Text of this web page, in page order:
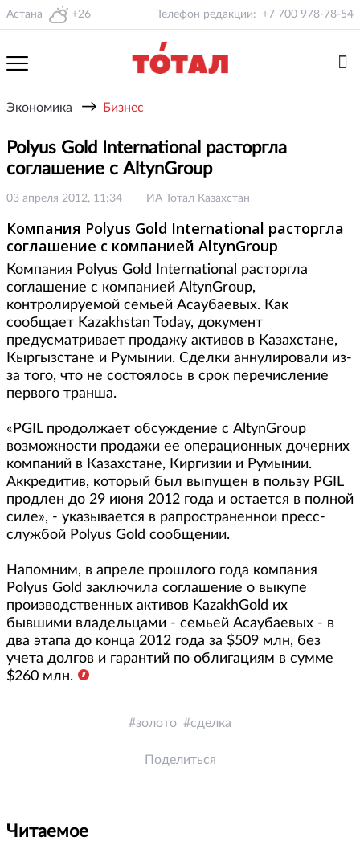
Астана +26 Телефон редакции: +7 700 978-78-54
Экономика → Бизнес
Polyus Gold International расторгла
соглашение с AltynGroup
03 апреля 2012, 11:34 ИА Тотал Казахстан
Компания Polyus Gold International расторгла
соглашение с компанией AltynGroup
Компания Polyus Gold International расторгла
соглашение с компанией AltynGroup,
контролируемой семьей Асаубаевых. Как
сообщает Kazakhstan Today, документ
предусматривает продажу активов в Казахстане,
Кыргызстане и Румынии. Сделки аннулировали из-
за того, что не состоялось в срок перечисление
первого транша.
«PGIL продолжает обсуждение с AltynGroup
возможности продажи ее операционных дочерних
компаний в Казахстане, Киргизии и Румынии.
Аккредитив, который был выпущен в пользу PGIL
продлен до 29 июня 2012 года и остается в полной
силе», - указывается в рапространеннои пресс-
службой Polyus Gold сообщении.
Напомним, в апреле прошлого года компания
Polyus Gold заключила соглашение о выкупе
производственных активов KazakhGold их
бывшими владельцами - семьей Асаубаевых - в
два этапа до конца 2012 года за $509 млн, без
учета долгов и гарантий по облигациям в сумме
$260 млн.
золото сделка
Поделиться
Читаемое